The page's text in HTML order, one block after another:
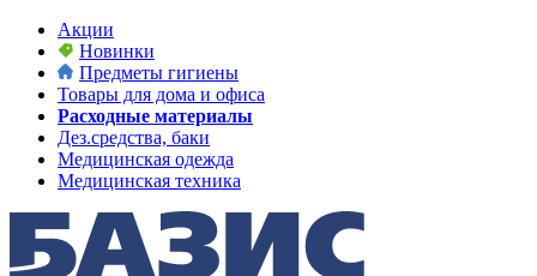
Акции
Новинки
Предметы гигиены
Товары для дома и офиса
Расходные материалы
Дез.средства, баки
Медицинская одежда
Медицинская техника